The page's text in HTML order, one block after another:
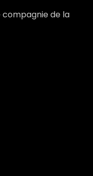
compagnie de la